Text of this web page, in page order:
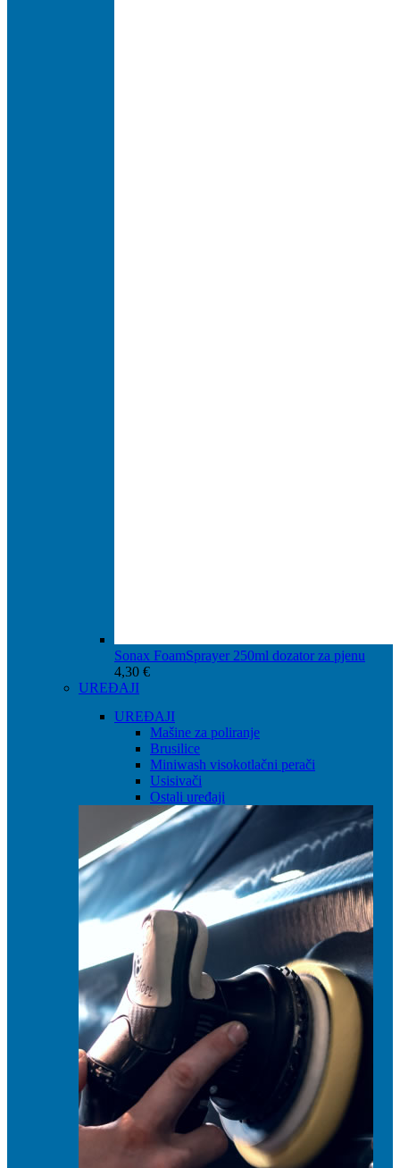
Sonax FoamSprayer 250ml dozator za pjenu
4,30 €
UREĐAJI
UREĐAJI
Mašine za poliranje
Brusilice
Miniwash visokotlačni perači
Usisivači
Ostali uređaji